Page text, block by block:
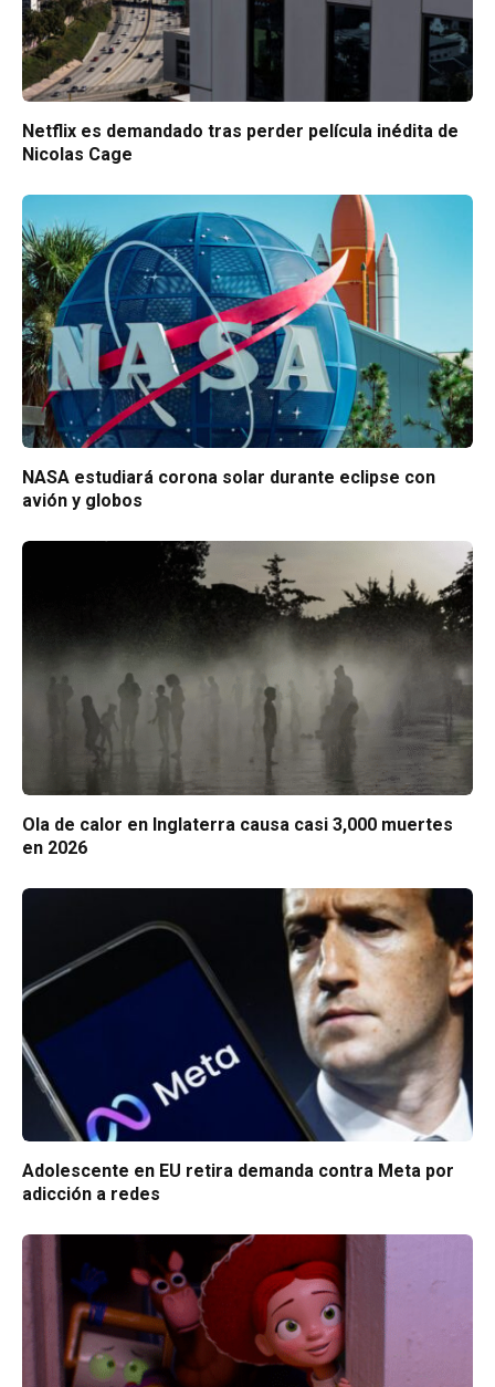
Netflix es demandado tras perder película inédita de
Nicolas Cage
NASA estudiará corona solar durante eclipse con
avión y globos
Ola de calor en Inglaterra causa casi 3,000 muertes
en 2026
Adolescente en EU retira demanda contra Meta por
adicción a redes